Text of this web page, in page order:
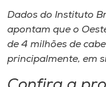
Dados do Instituto
apontam que o
de 4 milhões de
principalmente, em